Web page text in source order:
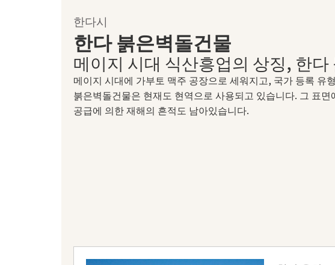
한다시
한다 붉은벽돌건물
메이지 시대 식산흥업의 상징, 한
메이지 시대에 가부토 맥주 공장으로 세워지고, 국가 등록 유
붉은벽돌건물은 현재도 현역으로 사용되고 있습니다. 그 표면
공급에 의한 재해의 흔적도 남아있습니다.